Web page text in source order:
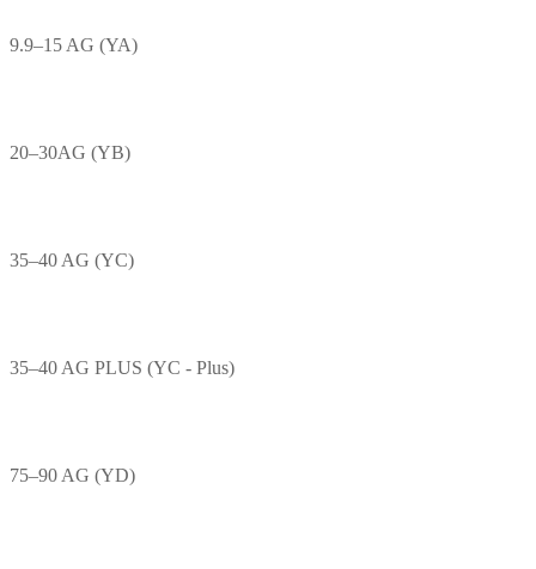
9.9–15 AG (YA)
20–30AG (YB)
35–40 AG (YC)
35–40 AG PLUS (YC - Plus)
75–90 AG (YD)